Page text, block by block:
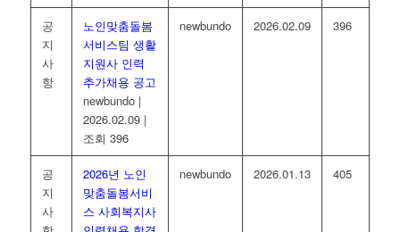
공
지
사
항
노인맞춤돌봄
서비스팀 생활
지원사 인력
추가채용 공고
newbundo |
2026.02.09 |
조회 396
newbundo 2026.02.09 396
공
지
사
2026년 노인
맞춤돌봄서비
스 사회복지사
newbundo 2026.01.13 405